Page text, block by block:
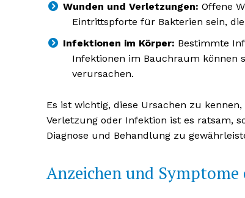
Wunden und Verletzungen: Offene
Eintrittspforte für Bakterien sein,
Infektionen im Körper: Bestimmte
Infektionen im Bauchraum können
verursachen.
Es ist wichtig, diese Ursachen zu
Verletzung oder Infektion ist es ratsam,
Diagnose und Behandlung zu
Anzeichen und